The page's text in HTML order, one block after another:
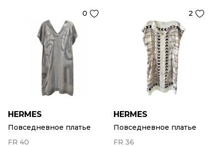
0
HERMES
Повседневное платье
FR 40
2
HERMES
Повседневное платье
FR 36